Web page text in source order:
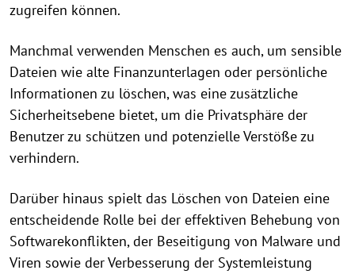
zugreifen können.
Manchmal verwenden Menschen es auch, um sensible
Dateien wie alte Finanzunterlagen oder persönliche
Informationen zu löschen, was eine zusätzliche
Sicherheitsebene bietet, um die Privatsphäre der
Benutzer zu schützen und potenzielle Verstöße zu
verhindern.
Darüber hinaus spielt das Löschen von Dateien eine
entscheidende Rolle bei der effektiven Behebung von
Softwarekonflikten, der Beseitigung von Malware und
Viren sowie der Verbesserung der Systemleistung